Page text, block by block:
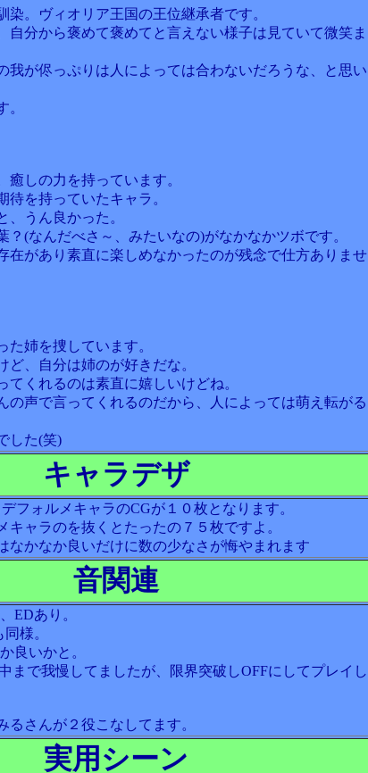
染。ヴィオリア王国の王位継承者です。
自分から褒めて褒めてと言えない様子は見ていて微笑ま
我が侭っぷりは人によっては合わないだろうな、と思い
。
癒しの力を持っています。
待を持っていたキャラ。
、うん良かった。
？(なんだべさ～、みたいなの)がなかなかツボです。
在があり素直に楽しめなかったのが残念で仕方ありませ
た姉を捜しています。
ど、自分は姉のが好きだな。
てくれるのは素直に嬉しいけどね。
の声で言ってくれるのだから、人によっては萌え転がる
した(笑)
キャラデザ
フォルメキャラのCGが１０枚となります。
キャラのを抜くとたったの７５枚ですよ。
なかなか良いだけに数の少なさが悔やまれます
音関連
EDあり。
様。
良いかと。
まで我慢してましたが、限界突破しOFFにしてプレイし
るさんが２役こなしてます。
実用シーン